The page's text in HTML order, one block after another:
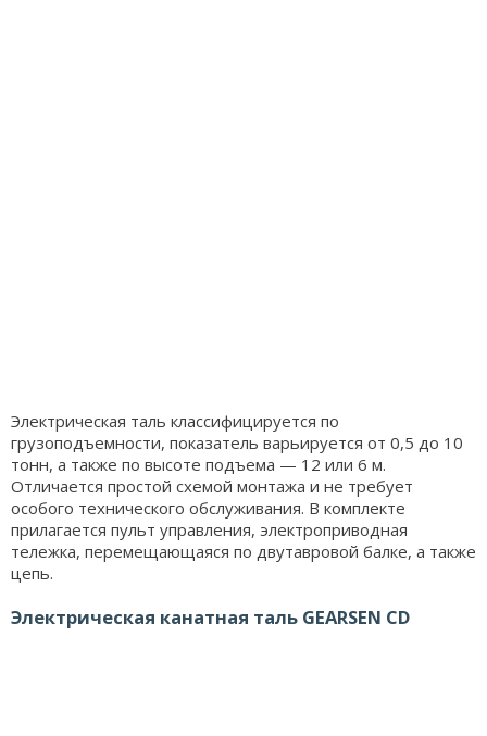
Электрическая таль классифицируется по
грузоподъемности, показатель варьируется от 0,5 до 10
тонн, а также по высоте подъема — 12 или 6 м.
Отличается простой схемой монтажа и не требует
особого технического обслуживания. В комплекте
прилагается пульт управления, электроприводная
тележка, перемещающаяся по двутавровой балке, а также
цепь.
Электрическая канатная таль GEARSEN CD